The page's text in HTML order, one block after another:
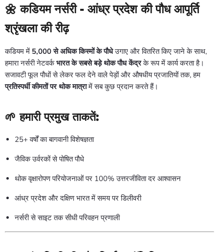
🌼कडियम नर्सरी - आंध्र प्रदेश की पौध आपूर्ति
श्रृंखला की रीढ़
कडियम में 5,000 से अधिक किस्मों के पौधेउगाए और वितरित किए जाने के साथ,
हमारा नर्सरी नेटवर्कभारत के सबसे बड़े थोक पौध केंद्रके रूप में कार्य करता है।
सजावटी फूल पौधों से लेकर फल देने वाले पेड़ों और औषधीय प्रजातियों तक, हम
प्रतिस्पर्धी कीमतों पर थोक मात्रामें सब कुछ प्रदान करते हैं।
🌱 हमारी प्रमुख ताकतें:
25+ वर्षों का बागवानी विशेषज्ञता
जैविक उर्वरकों से पोषित पौधे
थोक वृक्षारोपण परियोजनाओं पर 100% उत्तरजीविता दर आश्वासन
आंध्र प्रदेश और दक्षिण भारत में समय पर डिलीवरी
नर्सरी से साइट तक सीधी परिवहन प्रणाली